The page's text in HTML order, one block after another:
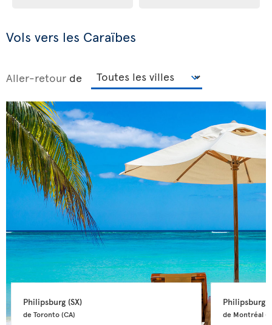
Vols vers les Caraïbes
Aller-retour de
Philipsburg (SX)
de Toronto (CA)
Philipsburg
de Montréal